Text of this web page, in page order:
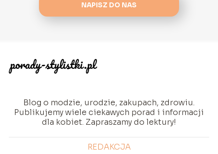
NAPISZ DO NAS
Blog o modzie, urodzie, zakupach, zdrowiu.
Publikujemy wiele ciekawych porad i informacji
dla kobiet. Zapraszamy do lektury!
REDAKCJA